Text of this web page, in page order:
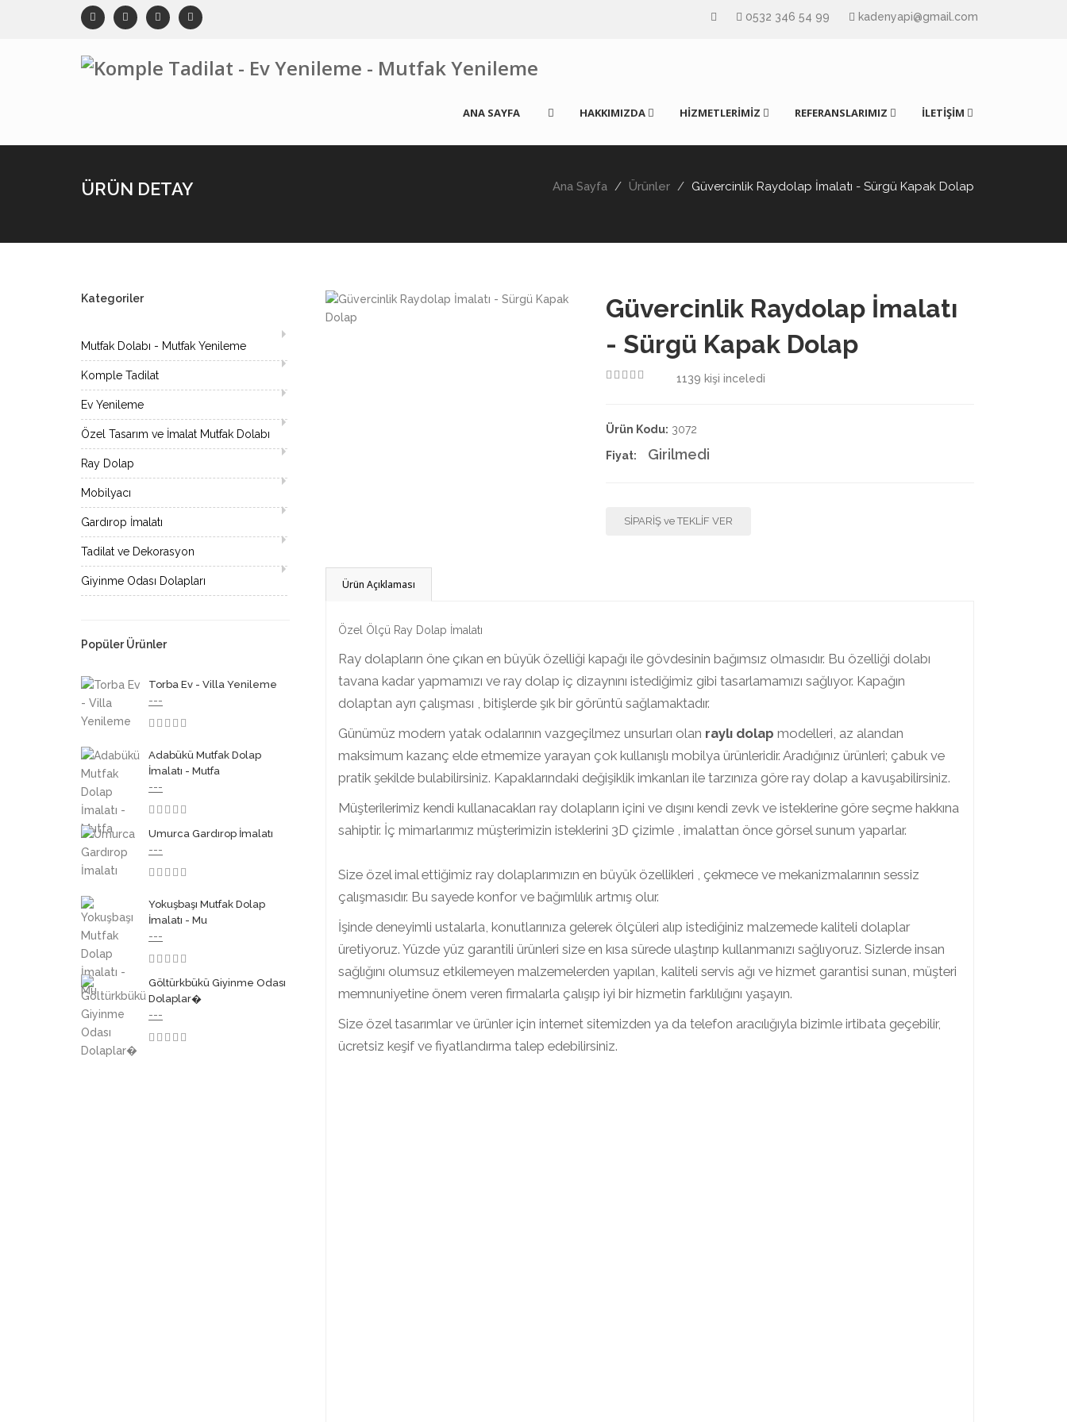
0532 346 54 99 kadenyapi@gmail.com
ANA SAYFA HAKKIMIZDA HİZMETLERİMİZ REFERANSLARIMIZ İLETİŞİM
ÜRÜN DETAY Ana Sayfa Ürünler Güvercinlik Raydolap İmalatı - Sürgü Kapak Dolap
Kategoriler
Mutfak Dolabı - Mutfak Yenileme
Komple Tadilat
Ev Yenileme
Özel Tasarım ve İmalat Mutfak Dolabı
Ray Dolap
Mobilyacı
Gardırop İmalatı
Tadilat ve Dekorasyon
Giyinme Odası Dolapları
Popüler Ürünler
Torba Ev - Villa Yenileme
---
Adabükü Mutfak Dolap
İmalatı - Mutfa
---
Umurca Gardırop İmalatı
---
Yokuşbaşı Mutfak Dolap
İmalatı - Mu
---
3.50
Göltürkbükü Giyinme Odası
Dolaplar�
---
Güvercinlik Raydolap İmalatı
- Sürgü Kapak Dolap
1139 kişi inceledi
Ürün Kodu: 3072
Fiyat: Girilmedi
SİPARİŞ ve TEKLİF VER
Ürün Açıklaması
Özel Ölçü Ray Dolap İmalatı
Ray dolapların öne çıkan en büyük özelliği kapağı ile gövdesinin bağımsız olmasıdır. Bu özelliği dolabı
tavana kadar yapmamızı ve ray dolap iç dizaynını istediğimiz gibi tasarlamamızı sağlıyor. Kapağın
dolaptan ayrı çalışması , bitişlerde şık bir görüntü sağlamaktadır.
Günümüz modern yatak odalarının vazgeçilmez unsurları olan raylı dolap modelleri, az alandan
maksimum kazanç elde etmemize yarayan çok kullanışlı mobilya ürünleridir. Aradığınız ürünleri; çabuk ve
pratik şekilde bulabilirsiniz. Kapaklarındaki değişiklik imkanları ile tarzınıza göre ray dolap a kavuşabilirsiniz.
Müşterilerimiz kendi kullanacakları ray dolapların içini ve dışını kendi zevk ve isteklerine göre seçme hakkına
sahiptir. İç mimarlarımız müşterimizin isteklerini 3D çizimle , imalattan önce görsel sunum yaparlar.
Size özel imal ettiğimiz ray dolaplarımızın en büyük özellikleri , çekmece ve mekanizmalarının sessiz
çalışmasıdır. Bu sayede konfor ve bağımlılık artmış olur.
İşinde deneyimli ustalarla, konutlarınıza gelerek ölçüleri alıp istediğiniz malzemede kaliteli dolaplar
üretiyoruz. Yüzde yüz garantili ürünleri size en kısa sürede ulaştırıp kullanmanızı sağlıyoruz. Sizlerde insan
sağlığını olumsuz etkilemeyen malzemelerden yapılan, kaliteli servis ağı ve hizmet garantisi sunan, müşteri
memnuniyetine önem veren firmalarla çalışıp iyi bir hizmetin farklılığını yaşayın.
Size özel tasarımlar ve ürünler için internet sitemizden ya da telefon aracılığıyla bizimle irtibata geçebilir,
ücretsiz keşif ve fiyatlandırma talep edebilirsiniz.